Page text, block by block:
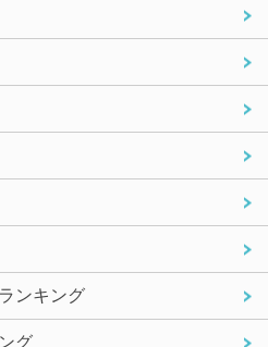
ンキング
グ